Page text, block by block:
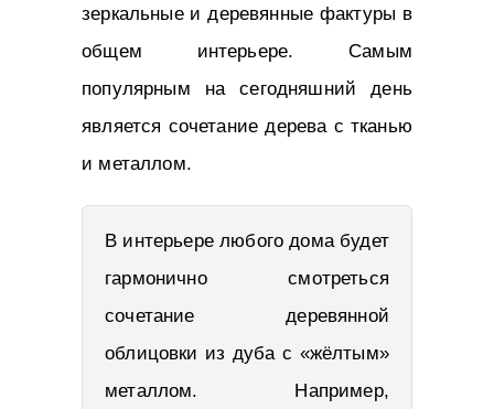
зеркальные и деревянные фактуры в
общем интерьере. Самым
популярным на сегодняшний день
является сочетание дерева с тканью
и металлом.
В интерьере любого дома будет
гармонично смотреться
сочетание деревянной
облицовки из дуба с «жёлтым»
металлом. Например,